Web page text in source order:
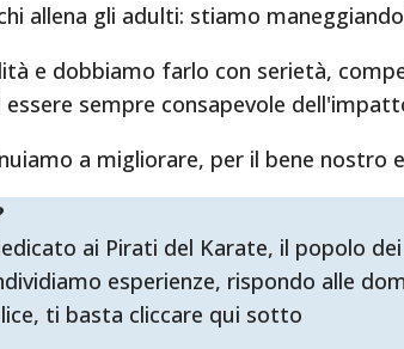
allena gli adulti: stiamo
e dobbiamo farlo con serietà,
sempre consapevole
a migliorare, per il bene nostro
ai Pirati del Karate, il popolo
esperienze, rispondo alle
ti basta cliccare qui sotto